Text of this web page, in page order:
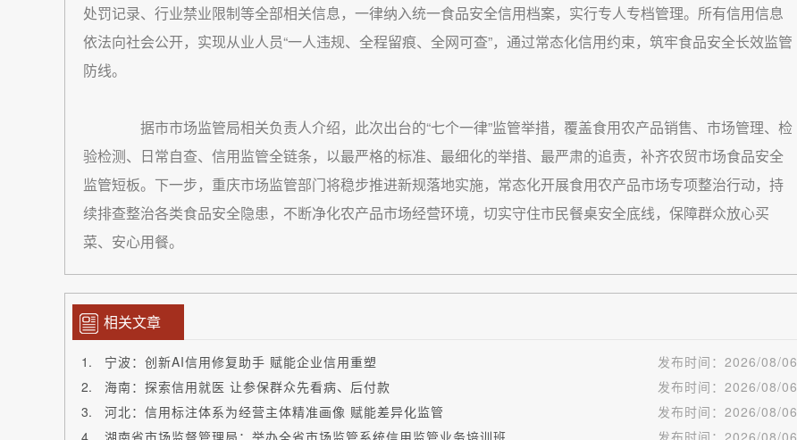
处罚记录、行业禁业限制等全部相关信息，一律纳入统一食品安全信用档案，实行专人专档管理。所有信用信息
依法向社会公开，实现从业人员“一人违规、全程留痕、全网可查”，通过常态化信用约束，筑牢食品安全长效监管
防线。
据市市场监管局相关负责人介绍，此次出台的“七个一律”监管举措，覆盖食用农产品销售、市场管理、检
验检测、日常自查、信用监管全链条，以最严格的标准、最细化的举措、最严肃的追责，补齐农贸市场食品安全
监管短板。下一步，重庆市场监管部门将稳步推进新规落地实施，常态化开展食用农产品市场专项整治行动，持
续排查整治各类食品安全隐患，不断净化农产品市场经营环境，切实守住市民餐桌安全底线，保障群众放心买
菜、安心用餐。
相关文章
宁波：创新AI信用修复助手 赋能企业信用重塑 发布时间： 2026/08/06
海南：探索信用就医 让参保群众先看病、后付款
发布时间： 2026/08/06
河北：信用标注体系为经营主体精准画像 赋能差异化监管
发布时间： 2026/08/06
湖南省市场监督管理局：举办全省市场监管系统信用监管业务培训班
发布时间： 2026/08/06